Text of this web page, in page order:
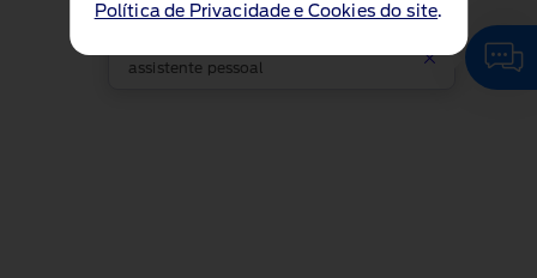
Política de Privacidade e Cookies do site.
assistente pessoal